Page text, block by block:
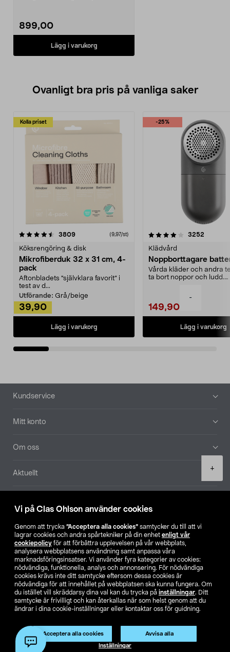
Vi på Clas Ohlson använder cookies
Genom att trycka ”Acceptera alla cookies” samtycker du till att vi
lagrar cookies och andra spårtekniker på din enhet enligt vår
cookiepolicy för att förbättra upplevelsen på vår webbplats,
analysera webbplatsens användning samt anpassa våra
marknadsföringsinsatser. Vi använder fyra kategorier av cookies:
nödvändiga, funktionella, analys och annonsering. För nödvändiga
cookies krävs inte ditt samtycke eftersom dessa cookies är
nödvändiga för att innehållet på webbplatsen ska kunna fungera. Om
du istället vill skräddarsy dina val kan du trycka på inställningar. Ditt
samtycke är frivilligt och kan återkallas när som helst genom att du
ändrar i dina cookie-inställningar eller kontaktar oss för guidning.
Acceptera alla cookies Avvisa alla
Inställningar
-
+
enkel inkoppling till
duschblandare.
• Hylla. Finns i flera färger.
899,00
Lägg i varukorg
Ovanligt bra pris på vanliga saker
Kolla priset
3809recensioner (9,97/st)
Köksrengöring & disk
Mikrofiberduk 32 x 31 cm, 4-
pack
Aftonbladets "självklara favorit” i
test av d...
Utförande: Grå/beige
39,90
Lägg i varukorg
-25%
4.0av 5 stjärnor 3252
Klädvård
Noppborttagare
Vårda kläder och andra
ta bort noppor och ludd.
149,90
Lägg i varukorg
4.5av 5 stjärnor
Sidfot
Kundservice
Mitt konto
Om oss
Aktuellt
Hitta butik
SE NO FI
Ändra till priser exklusive moms